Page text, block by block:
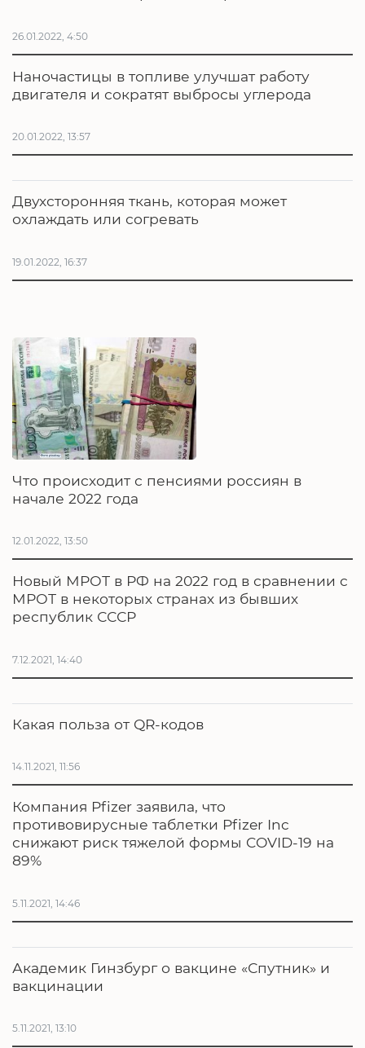
26.01.2022, 4:50
Наночастицы в топливе улучшат работу
двигателя и сократят выбросы углерода
20.01.2022, 13:57
Двухсторонняя ткань, которая может
охлаждать или согревать
19.01.2022, 16:37
Что происходит с пенсиями россиян в
начале 2022 года
12.01.2022, 13:50
Новый МРОТ в РФ на 2022 год в сравнении с
МРОТ в некоторых странах из бывших
республик СССР
7.12.2021, 14:40
Какая польза от QR-кодов
14.11.2021, 11:56
Компания Pfizer заявила, что
противовирусные таблетки Pfizer Inc
снижают риск тяжелой формы COVID-19 на
89%
5.11.2021, 14:46
Академик Гинзбург о вакцине «Спутник» и
вакцинации
5.11.2021, 13:10